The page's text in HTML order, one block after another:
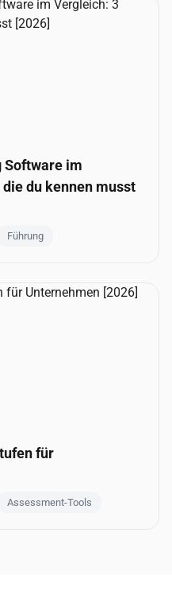
Software im
du kennen musst
Führung
für
Assessment-Tools